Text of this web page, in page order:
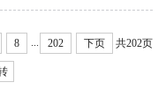
8 ... 202 下页 共202页